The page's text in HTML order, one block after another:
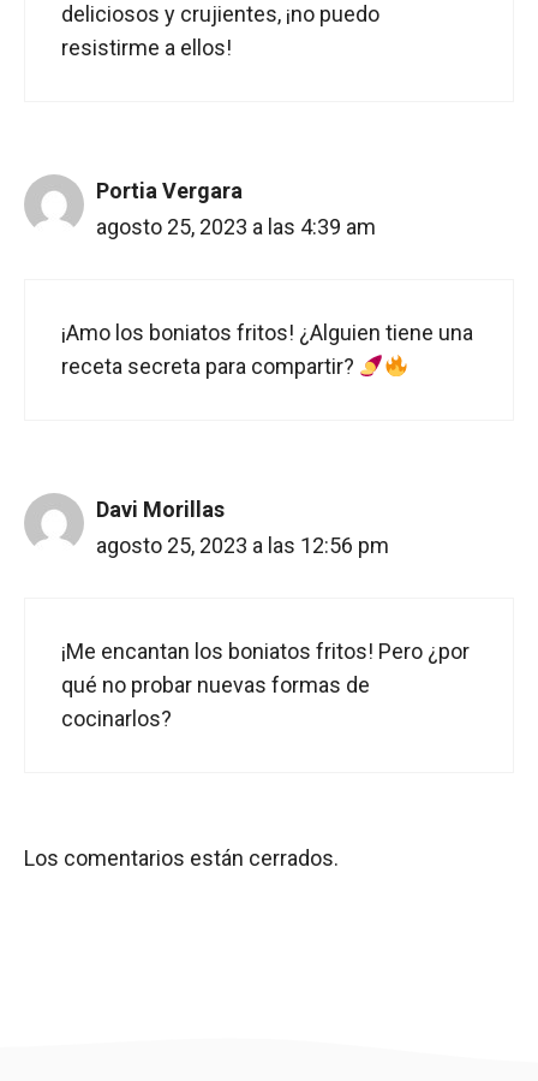
deliciosos y crujientes, ¡no puedo
resistirme a ellos!
Portia Vergara
agosto 25, 2023 a las 4:39 am
¡Amo los boniatos fritos! ¿Alguien tiene una
receta secreta para compartir?
Davi Morillas
agosto 25, 2023 a las 12:56 pm
¡Me encantan los boniatos fritos! Pero ¿por
qué no probar nuevas formas de
cocinarlos?
Los comentarios están cerrados.